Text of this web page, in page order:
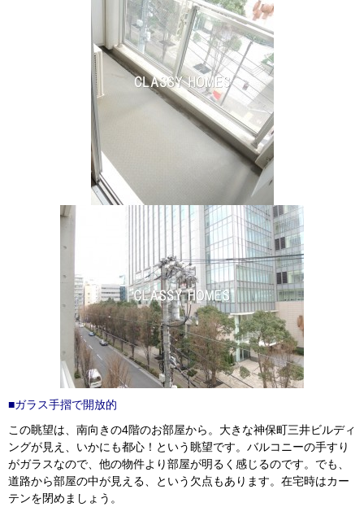
■ガラス手摺で開放的
この眺望は、南向きの4階のお部屋から。大きな神保町三井ビルディ
ングが見え、いかにも都心！という眺望です。バルコニーの手すり
がガラスなので、他の物件より部屋が明るく感じるのです。でも、
道路から部屋の中が見える、という欠点もあります。在宅時はカー
テンを閉めましょう。